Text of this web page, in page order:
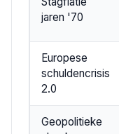
jaren '70
Europese
schuldencrisis
2.0
Geopolitieke